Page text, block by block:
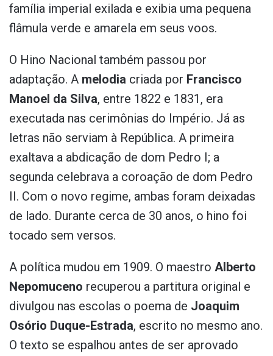
família imperial exilada e exibia uma pequena
flâmula verde e amarela em seus voos.
O Hino Nacional também passou por
adaptação. A melodia criada por Francisco
Manoel da Silva, entre 1822 e 1831, era
executada nas cerimônias do Império. Já as
letras não serviam à República. A primeira
exaltava a abdicação de dom Pedro I; a
segunda celebrava a coroação de dom Pedro
II. Com o novo regime, ambas foram deixadas
de lado. Durante cerca de 30 anos, o hino foi
tocado sem versos.
A política mudou em 1909. O maestro Alberto
Nepomuceno recuperou a partitura original e
divulgou nas escolas o poema de Joaquim
Osório Duque-Estrada, escrito no mesmo ano.
O texto se espalhou antes de ser aprovado